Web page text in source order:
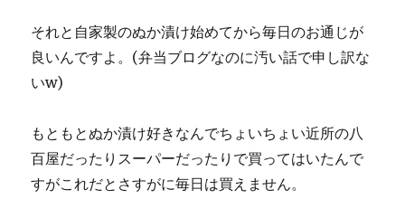
それと自家製のぬか漬け始めてから毎日のお通じが
良いんですよ。(弁当ブログなのに汚い話で申し訳な
いw)
もともとぬか漬け好きなんでちょいちょい近所の八
百屋だったりスーパーだったりで買ってはいたんで
すがこれだとさすがに毎日は買えません。